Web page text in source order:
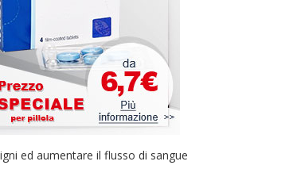
ed aumentare il flusso di sangue